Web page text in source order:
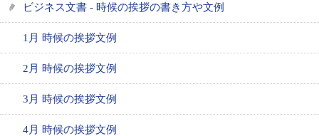
ビジネス文書 - 時候の挨拶の書き方や文例
1月 時候の挨拶文例
2月 時候の挨拶文例
3月 時候の挨拶文例
4月 時候の挨拶文例